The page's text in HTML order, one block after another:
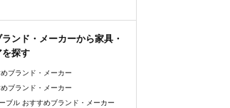
ンド・メーカーから家具・
を探す
ブランド・メーカー
ブランド・メーカー
ブル おすすめブランド・メーカー